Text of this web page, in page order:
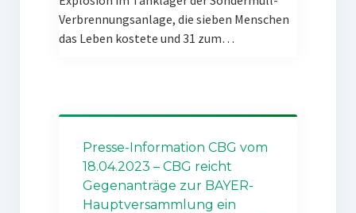
Verbrennungsanlage, die sieben Menschen
das Leben kostete und 31 zum…
Presse-Information CBG vom
18.04.2023 – CBG reicht
Gegenanträge zur BAYER-
Hauptversammlung ein